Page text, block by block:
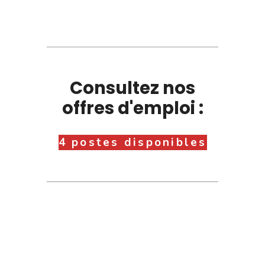
Consultez nos
offres d'emploi :
4 postes disponibles